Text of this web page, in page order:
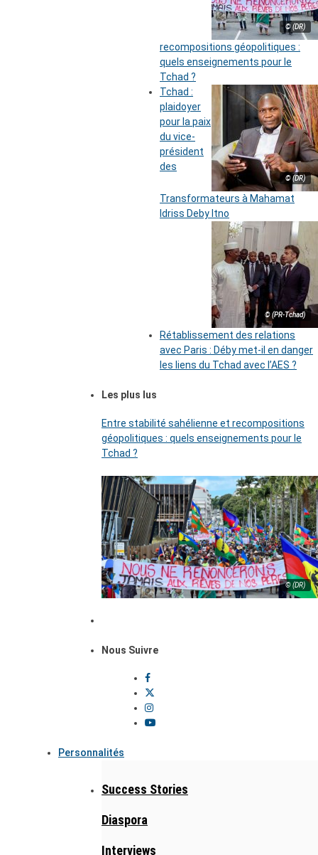
© (DR)
recompositions géopolitiques :
quels enseignements pour le
Tchad ?
© (DR)
Tchad :
plaidoyer
pour la paix
du vice-
président
des
Transformateurs à Mahamat
Idriss Deby Itno
© (PR-Tchad)
Rétablissement des relations
avec Paris : Déby met-il en danger
les liens du Tchad avec l’AES ?
Les plus lus
Entre stabilité sahélienne et recompositions
géopolitiques : quels enseignements pour le
Tchad ?
© (DR)
Nous Suivre
Personnalités
Success Stories
Diaspora
Interviews